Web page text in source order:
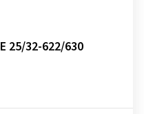
25/32-622/630